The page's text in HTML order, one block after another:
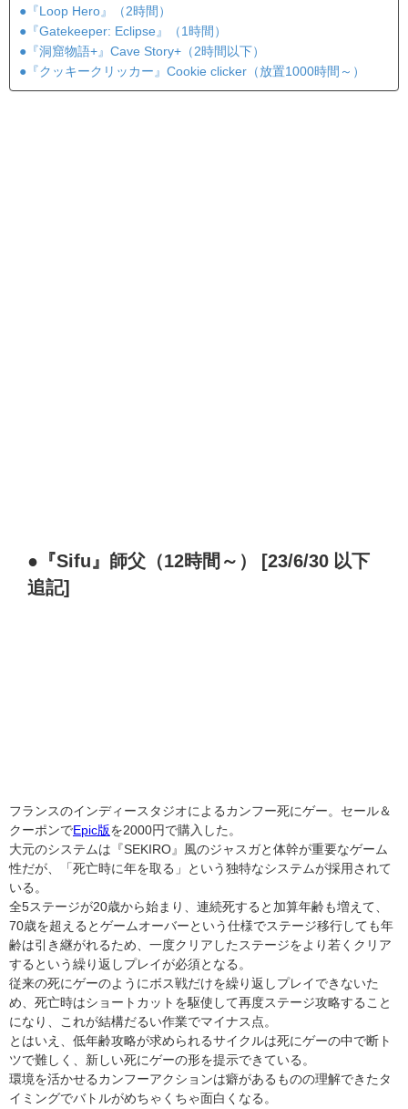
●『Loop Hero』（2時間）
●『Gatekeeper: Eclipse』（1時間）
●『洞窟物語+』Cave Story+（2時間以下）
●『クッキークリッカー』Cookie clicker（放置1000時間～）
●『Sifu』師父（12時間～） [23/6/30 以下
追記]
フランスのインディースタジオによるカンフー死にゲー。セール＆
クーポンでEpic版を2000円で購入した。
大元のシステムは『SEKIRO』風のジャスガと体幹が重要なゲーム
性だが、「死亡時に年を取る」という独特なシステムが採用されて
いる。
全5ステージが20歳から始まり、連続死すると加算年齢も増えて、
70歳を超えるとゲームオーバーという仕様でステージ移行しても年
齢は引き継がれるため、一度クリアしたステージをより若くクリア
するという繰り返しプレイが必須となる。
従来の死にゲーのようにボス戦だけを繰り返しプレイできないた
め、死亡時はショートカットを駆使して再度ステージ攻略すること
になり、これが結構だるい作業でマイナス点。
とはいえ、低年齢攻略が求められるサイクルは死にゲーの中で断ト
ツで難しく、新しい死にゲーの形を提示できている。
環境を活かせるカンフーアクションは癖があるものの理解できたタ
イミングでバトルがめちゃくちゃ面白くなる。